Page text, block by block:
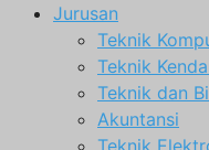
Jurusan
Teknik
Teknik
Teknik dan
Akuntansi
Teknik